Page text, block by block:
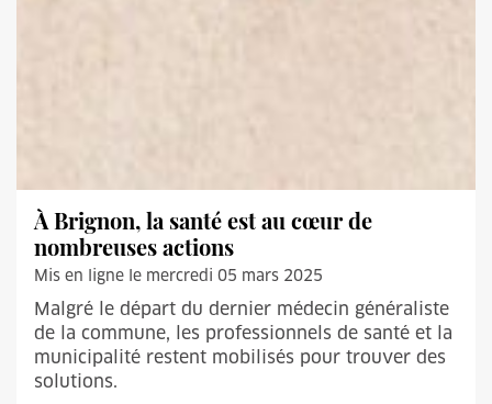
À Brignon, la santé est au cœur de
nombreuses actions
Mis en ligne le mercredi 05 mars 2025
Malgré le départ du dernier médecin généraliste
de la commune, les professionnels de santé et la
municipalité restent mobilisés pour trouver des
solutions.